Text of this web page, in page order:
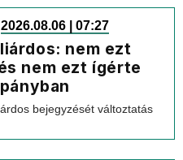
2026.08.06 | 07:27
nem ezt
nem ezt ígérte
bejegyzését változtatás